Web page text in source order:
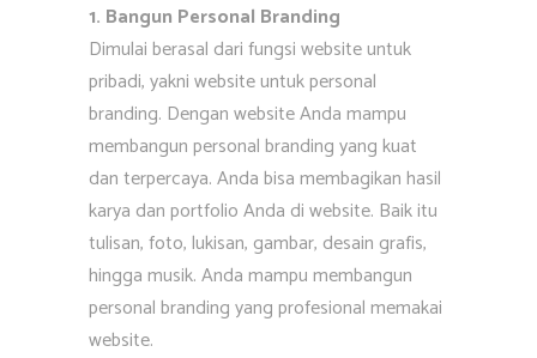
1. Bangun Personal Branding
Dimulai berasal dari fungsi website untuk
pribadi, yakni website untuk personal
branding. Dengan website Anda mampu
membangun personal branding yang kuat
dan terpercaya. Anda bisa membagikan hasil
karya dan portfolio Anda di website. Baik itu
tulisan, foto, lukisan, gambar, desain grafis,
hingga musik. Anda mampu membangun
personal branding yang profesional memakai
website.